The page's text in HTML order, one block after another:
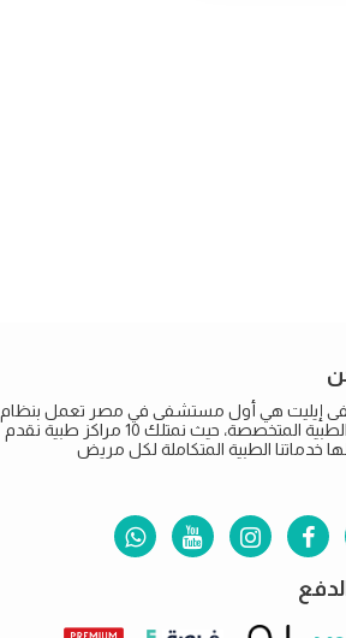
إيليت هي أول مستشفى في مصر تعمل بنظام
المراكز الطبية المتخصصة، حيث نمتلك 10 مراكز طبية نقدم
خدماتنا الطبية المتكاملة لكل مريض